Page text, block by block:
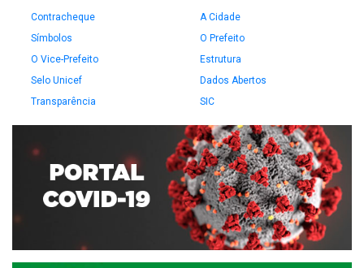
Contracheque
A Cidade
Símbolos
O Prefeito
O Vice-Prefeito
Estrutura
Selo Unicef
Dados Abertos
Transparência
SIC